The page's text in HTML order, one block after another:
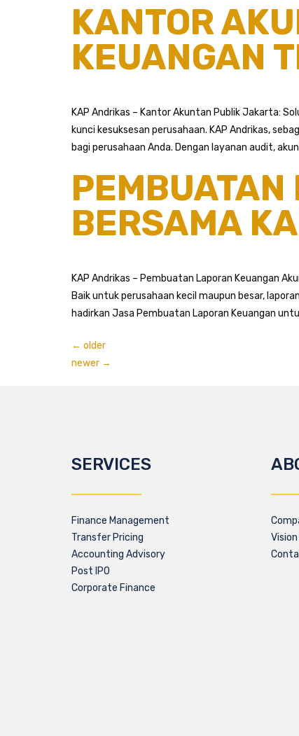
KANTOR
KEUANGAN
KAP Andrikas – Kantor Akuntan Publik Jakarta:
kunci kesuksesan perusahaan. KAP Andrikas,
bagi perusahaan Anda. Dengan layanan audit,
BERSAMA
KAP Andrikas – Pembuatan Laporan Keuangan
Baik untuk perusahaan kecil maupun besar,
hadirkan Jasa Pembuatan Laporan Keuangan
← older
newer →
SERVICES
Finance Management
Transfer Pricing
Accounting Advisory
Post IPO
Corporate Finance